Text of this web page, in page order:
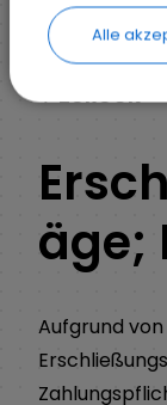
ZURÜCK
äge;
Aufgrund
Alle